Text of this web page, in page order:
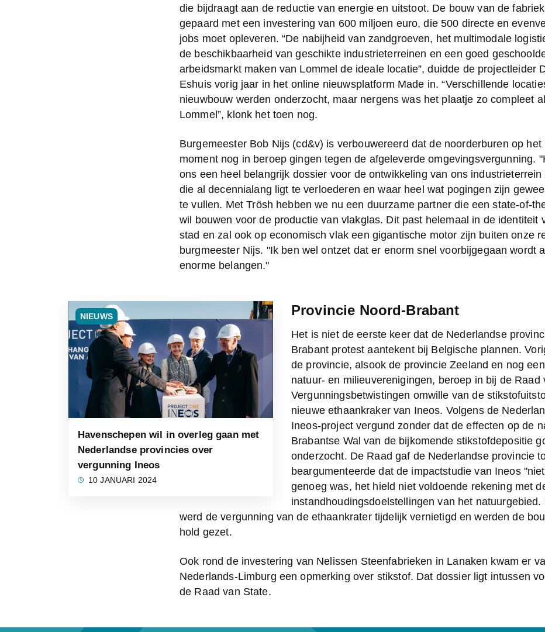
die bijdraagt aan de reductie van energie en uitstoot. De bouw van de
gepaard met een investering van 600 miljoen euro, die 500 directe en
jobs moet opleveren. “De nabijheid van zandgroeven, het multimodale
de beschikbaarheid van geschikte industrieterreinen en een goed
arbeidsmarkt maken van Lommel de ideale locatie”, duidde de projectleider
Eshuis vorig jaar in het online nieuwsplatform Made in. “Verschillende
nieuwbouw werden onderzocht, maar nergens was het plaatje zo compleet
Lommel”, klonk het toen nog.
Burgemeester Bob Nijs (cd&v) is verbouwereerd dat de noorderburen op het
moment nog in beroep gingen tegen de afgeleverde omgevingsvergunning.
ons een heel belangrijk dossier voor de ontwikkeling van ons industrieterrein
die al decennialang ligt te verloederen en waar heel wat pogingen zijn
te vullen. Met Trösh hebben we nu een duurzame partner die een state-of-
wil bouwen voor de productie van vlakglas. Dit past helemaal in de identiteit
stad en zal ook op economisch vlak een gigantische motor zijn buiten onze
burgmeester Nijs. "Ik ben wel ontzet dat er enorm snel voorbijgegaan wordt
enorme belangen."
NIEUWS
Havenschepen wil in overleg gaan met
Nederlandse provincies over
vergunning Ineos
10 JANUARI 2024
Provincie Noord-Brabant
Het is niet de eerste keer dat de Nederlandse
Brabant protest aantekent bij Belgische plannen.
de provincie, alsook de provincie Zeeland en nog
natuur- en milieuverenigingen, beroep in bij de Raad
Vergunningsbetwistingen omwille van de
nieuwe ethaankraker van Ineos. Volgens de
Ineos-project vergund zonder dat de effecten op de
Brabantse Wal van de bijkomende stikstofdepositie
onderzocht. De Raad gaf de Nederlandse provincie
beargumenteerde dat de impactstudie van Ineos
genoeg was, het hield niet voldoende rekening met
instandhoudingsdoelstellingen van het natuurgebied.
werd de vergunning van de ethaankrater tijdelijk vernietigd en werden de
hold gezet.
Ook rond de investering van Nelissen Steenfabrieken in Lanaken kwam er
Nederlands-Limburg een opmerking over stikstof. Dat dossier ligt intussen
de Raad van State.